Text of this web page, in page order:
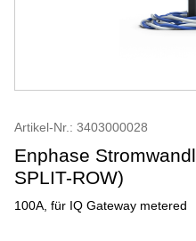
Artikel-Nr.: 3403000028
Enphase
SPLIT-ROW)
100A, für IQ Gateway metered